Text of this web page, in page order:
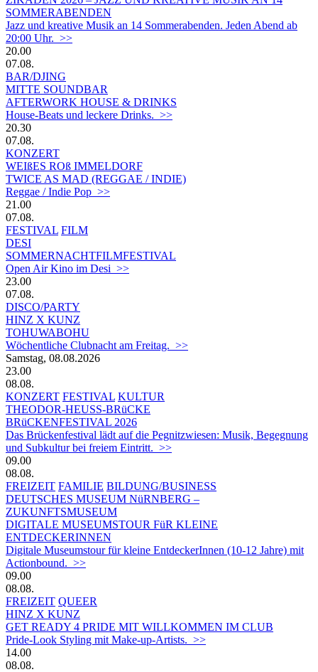
SOMMERABENDEN
Jazz und kreative Musik an 14 Sommerabenden. Jeden Abend ab
20:00 Uhr. >>
20.00
07.08.
BAR/DJING
MITTE SOUNDBAR
AFTERWORK HOUSE & DRINKS
House-Beats und leckere Drinks. >>
20.30
07.08.
KONZERT
WEIßES ROß IMMELDORF
TWICE AS MAD (REGGAE / INDIE)
Reggae / Indie Pop >>
21.00
07.08.
FESTIVAL FILM
DESI
SOMMERNACHTFILMFESTIVAL
Open Air Kino im Desi >>
23.00
07.08.
DISCO/PARTY
HINZ X KUNZ
TOHUWABOHU
Wöchentliche Clubnacht am Freitag. >>
Samstag, 08.08.2026
23.00
08.08.
KONZERT FESTIVAL KULTUR
THEODOR-HEUSS-BRüCKE
BRüCKENFESTIVAL 2026
Das Brückenfestival lädt auf die Pegnitzwiesen: Musik, Begegnung
und Subkultur bei freiem Eintritt. >>
09.00
08.08.
FREIZEIT FAMILIE BILDUNG/BUSINESS
DEUTSCHES MUSEUM NüRNBERG –
ZUKUNFTSMUSEUM
DIGITALE MUSEUMSTOUR FüR KLEINE
ENTDECKERINNEN
Digitale Museumstour für kleine EntdeckerInnen (10-12 Jahre) mit
Actionbound. >>
09.00
08.08.
FREIZEIT QUEER
HINZ X KUNZ
GET READY 4 PRIDE MIT WILLKOMMEN IM CLUB
Pride-Look Styling mit Make-up-Artists. >>
14.00
08.08.